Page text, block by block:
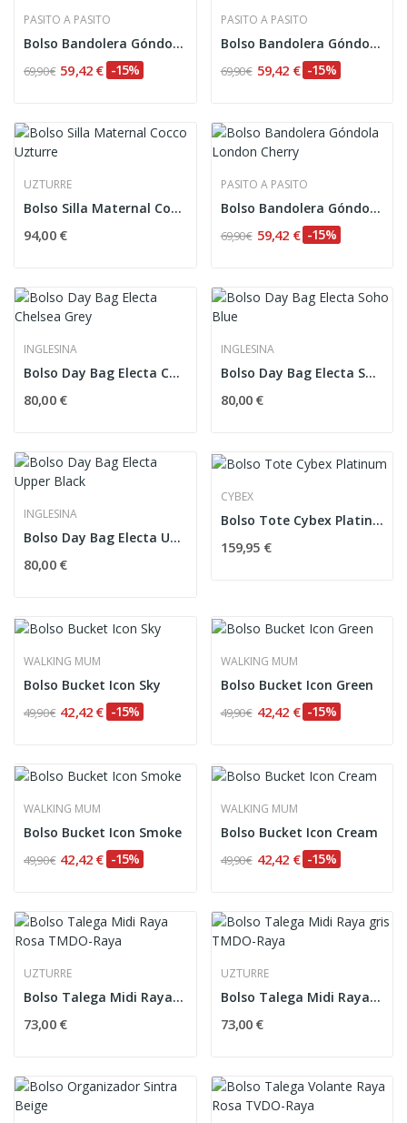
PASITO A PASITO
Bolso Bandolera Góndola London Brown
69,90 € 59,42 € -15%
PASITO A PASITO
Bolso Bandolera Góndola London Black
69,90 € 59,42 € -15%
UZTURRE
Bolso Silla Maternal Cocco Uzturre
94,00 €
PASITO A PASITO
Bolso Bandolera Góndola London Cherry
69,90 € 59,42 € -15%
INGLESINA
Bolso Day Bag Electa Chelsea Grey
80,00 €
INGLESINA
Bolso Day Bag Electa Soho Blue
80,00 €
INGLESINA
Bolso Day Bag Electa Upper Black
80,00 €
CYBEX
Bolso Tote Cybex Platinum
159,95 €
WALKING MUM
Bolso Bucket Icon Sky
49,90 € 42,42 € -15%
WALKING MUM
Bolso Bucket Icon Green
49,90 € 42,42 € -15%
WALKING MUM
Bolso Bucket Icon Smoke
49,90 € 42,42 € -15%
WALKING MUM
Bolso Bucket Icon Cream
49,90 € 42,42 € -15%
UZTURRE
Bolso Talega Midi Raya Rosa TMDO-Raya
73,00 €
UZTURRE
Bolso Talega Midi Raya gris TMDO-Raya
73,00 €